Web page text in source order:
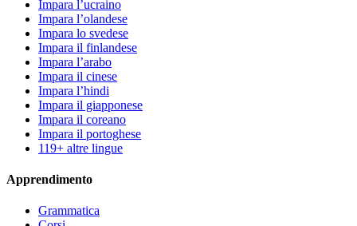
Impara l’ucraino
Impara l’olandese
Impara lo svedese
Impara il finlandese
Impara l’arabo
Impara il cinese
Impara l’hindi
Impara il giapponese
Impara il coreano
Impara il portoghese
119+ altre lingue
Apprendimento
Grammatica